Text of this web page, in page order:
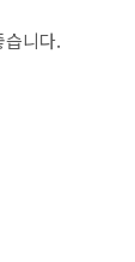
니다.